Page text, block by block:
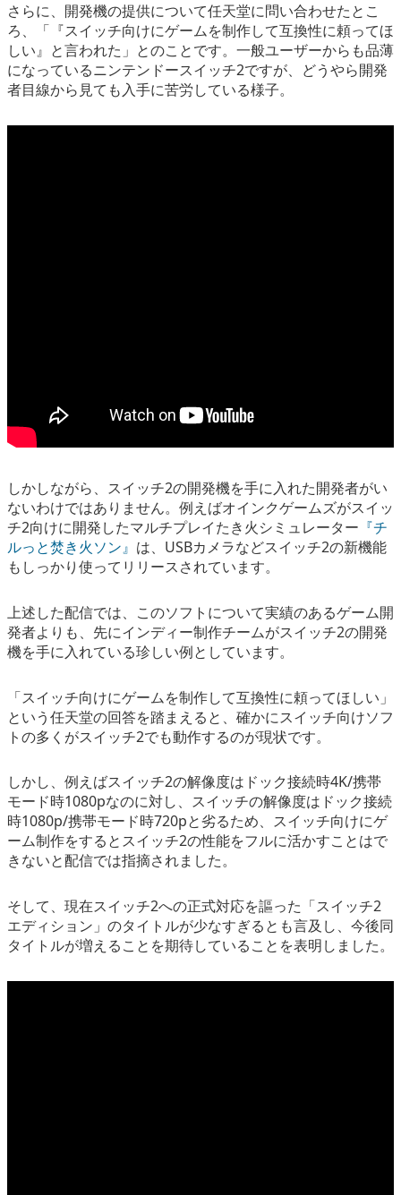
さらに、開発機の提供について任天堂に問い合わせたとこ
ろ、「『スイッチ向けにゲームを制作して互換性に頼ってほ
しい』と言われた」とのことです。一般ユーザーからも品薄
になっているニンテンドースイッチ2ですが、どうやら開発
者目線から見ても入手に苦労している様子。
しかしながら、スイッチ2の開発機を手に入れた開発者がい
ないわけではありません。例えばオインクゲームズがスイッ
チ2向けに開発したマルチプレイたき火シミュレーター 『チ
ルっと焚き火ソン』 は、USBカメラなどスイッチ2の新機能
もしっかり使ってリリースされています。
上述した配信では、このソフトについて実績のあるゲーム開
発者よりも、先にインディー制作チームがスイッチ2の開発
機を手に入れている珍しい例としています。
「スイッチ向けにゲームを制作して互換性に頼ってほしい」
という任天堂の回答を踏まえると、確かにスイッチ向けソフ
トの多くがスイッチ2でも動作するのが現状です。
しかし、例えばスイッチ2の解像度はドック接続時4K/携帯
モード時1080pなのに対し、スイッチの解像度はドック接続
時1080p/携帯モード時720pと劣るため、 スイッチ向けにゲ
ーム制作をするとスイッチ2の性能をフルに活かすことはで
きないと配信では指摘されました。
そして、現在スイッチ2への正式対応を謳った「スイッチ2
エディション」のタイトルが少なすぎるとも言及し、今後同
タイトルが増えることを期待していることを表明しました。